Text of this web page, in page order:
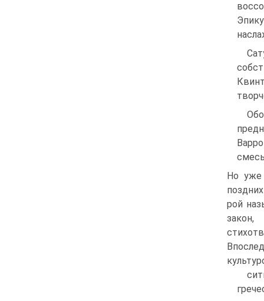
Но уже
рой